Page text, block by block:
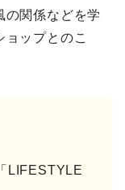
の関係などを学
ップとのこ
LIFESTYLE